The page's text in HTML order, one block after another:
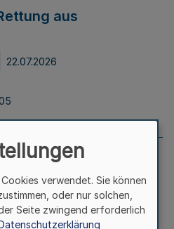
aus
22.07.2026
Nr. 204 vom
verwendet. Sie können
oder nur solchen,
Seite zwingend erforderlich